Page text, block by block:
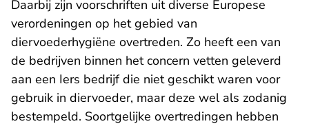
Daarbij zijn voorschriften uit diverse Europese
verordeningen op het gebied van
diervoederhygiëne overtreden. Zo heeft een van
de bedrijven binnen het concern vetten geleverd
aan een Iers bedrijf die niet geschikt waren voor
gebruik in diervoeder, maar deze wel als zodanig
bestempeld. Soortgelijke overtredingen hebben